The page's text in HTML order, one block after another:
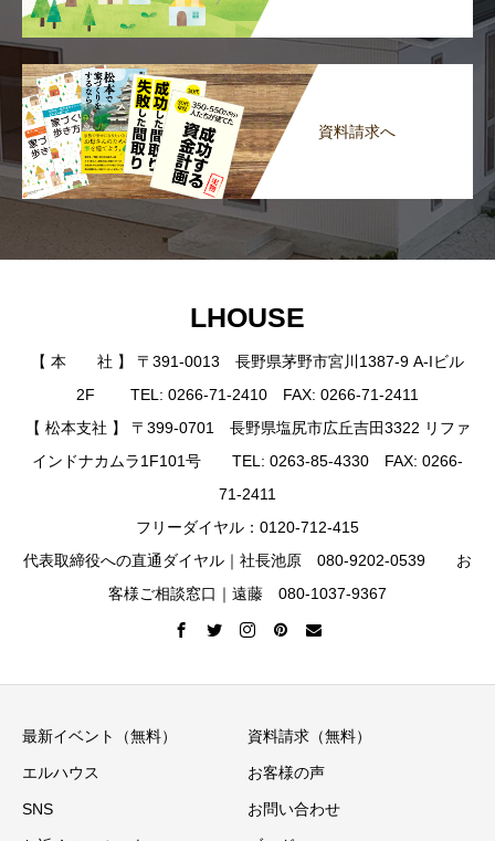
資料請求へ
LHOUSE
【 本 社 】 〒391-0013 長野県茅野市宮川1387-9 A-Iビル
2F TEL: 0266-71-2410 FAX: 0266-71-2411
【 松本支社 】 〒399-0701 長野県塩尻市広丘吉田3322 リファ
インドナカムラ1F101号 TEL: 0263-85-4330 FAX: 0266-
71-2411
フリーダイヤル：0120-712-415
代表取締役への直通ダイヤル｜社長池原 080-9202-0539 お
客様ご相談窓口｜遠藤 080-1037-9367
最新イベント（無料） 資料請求（無料）
エルハウス お客様の声
SNS お問い合わせ